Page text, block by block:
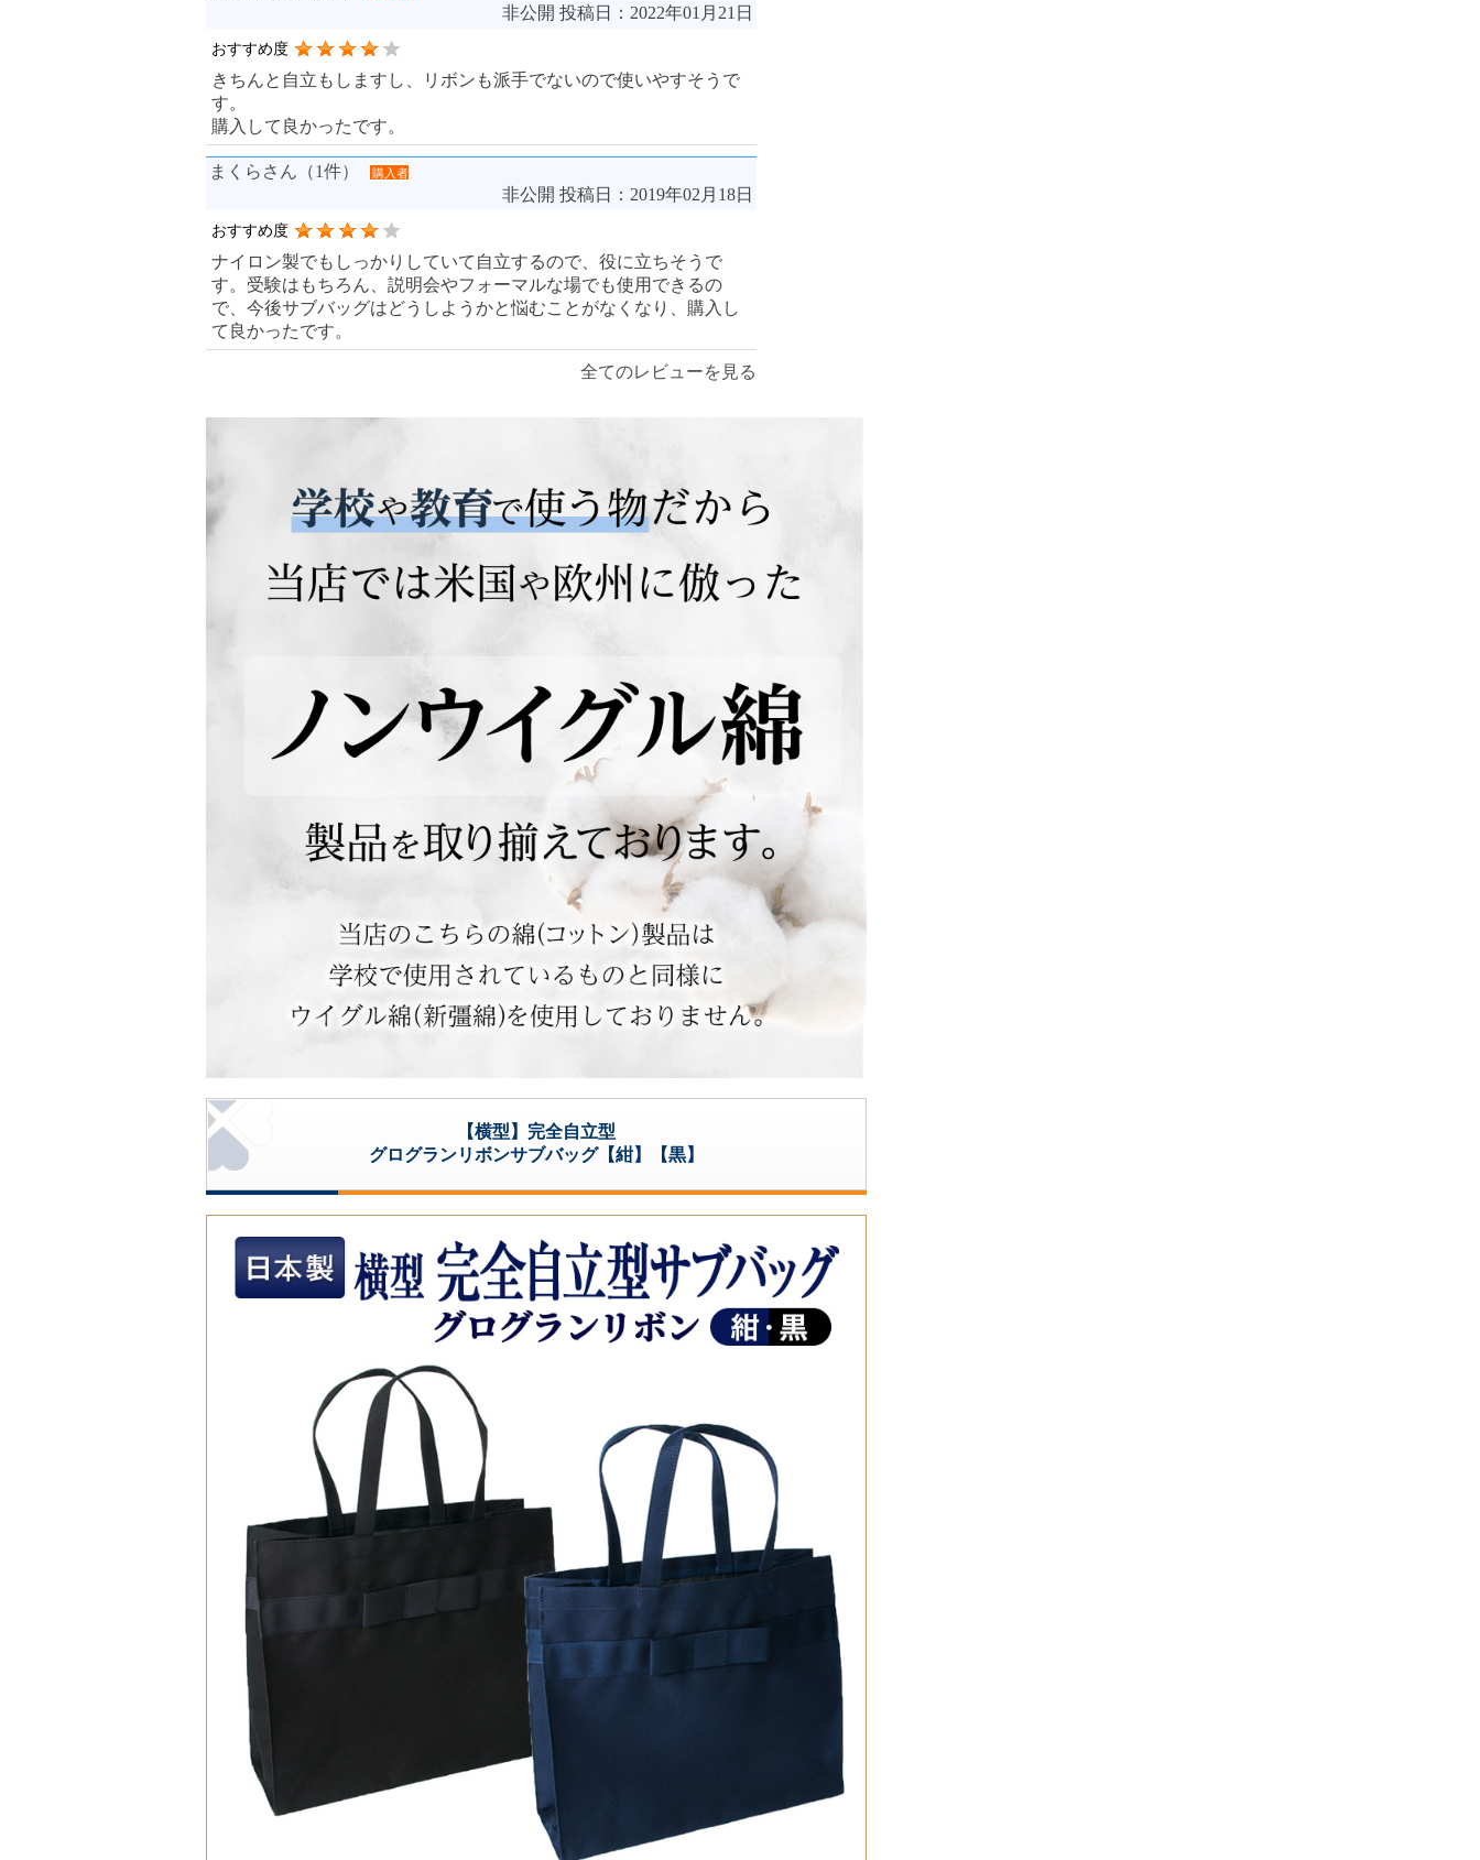
非公開 投稿日：2022年01月21日
おすすめ度
きちんと自立もしますし、リボンも派手でないので使いやすそうで
す。
購入して良かったです。
まくらさん（1件） 購入者
非公開 投稿日：2019年02月18日
おすすめ度
ナイロン製でもしっかりしていて自立するので、役に立ちそうで
す。受験はもちろん、説明会やフォーマルな場でも使用できるの
で、今後サブバッグはどうしようかと悩むことがなくなり、購入し
て良かったです。
全てのレビューを見る
【横型】完全自立型
グログランリボンサブバッグ【紺】【黒】